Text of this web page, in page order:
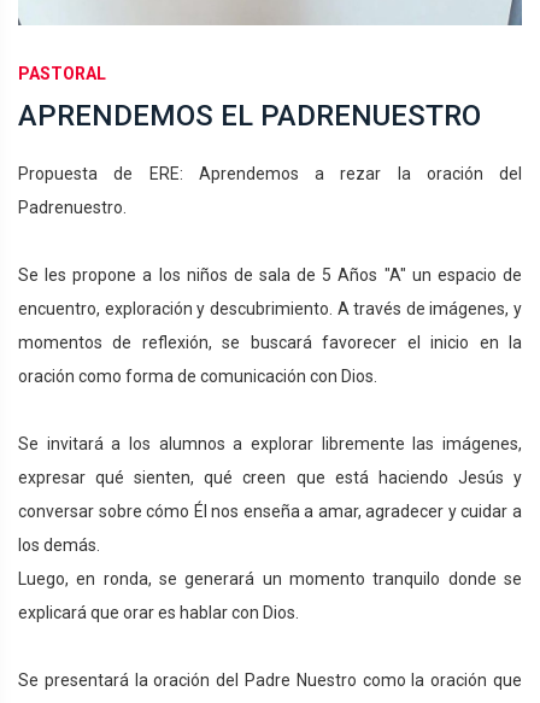
PASTORAL
APRENDEMOS EL PADRENUESTRO
Propuesta de ERE: Aprendemos a rezar la oración del
Padrenuestro.
Se les propone a los niños de sala de 5 Años "A" un espacio de
encuentro, exploración y descubrimiento. A través de imágenes, y
momentos de reflexión, se buscará favorecer el inicio en la
oración como forma de comunicación con Dios.
Se invitará a los alumnos a explorar libremente las imágenes,
expresar qué sienten, qué creen que está haciendo Jesús y
conversar sobre cómo Él nos enseña a amar, agradecer y cuidar a
los demás.
Luego, en ronda, se generará un momento tranquilo donde se
explicará que orar es hablar con Dios.
Se presentará la oración del Padre Nuestro como la oración que